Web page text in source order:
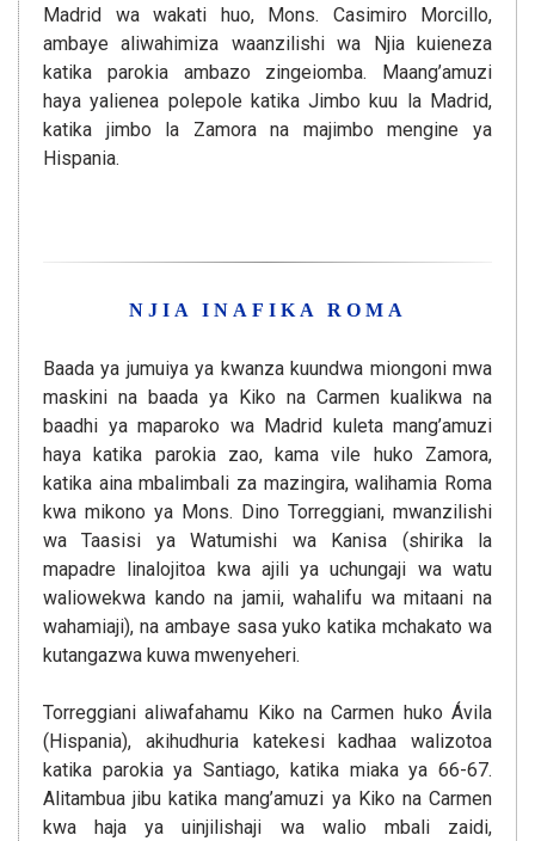
Madrid wa wakati huo, Mons. Casimiro Morcillo,
ambaye aliwahimiza waanzilishi wa Njia kuieneza
katika parokia ambazo zingeiomba. Maang’amuzi
haya yalienea polepole katika Jimbo kuu la Madrid,
katika jimbo la Zamora na majimbo mengine ya
Hispania.
NJIA INAFIKA ROMA
Baada ya jumuiya ya kwanza kuundwa miongoni mwa
maskini na baada ya Kiko na Carmen kualikwa na
baadhi ya maparoko wa Madrid kuleta mang’amuzi
haya katika parokia zao, kama vile huko Zamora,
katika aina mbalimbali za mazingira, walihamia Roma
kwa mikono ya Mons. Dino Torreggiani, mwanzilishi
wa Taasisi ya Watumishi wa Kanisa (shirika la
mapadre linalojitoa kwa ajili ya uchungaji wa watu
waliowekwa kando na jamii, wahalifu wa mitaani na
wahamiaji), na ambaye sasa yuko katika mchakato wa
kutangazwa kuwa mwenyeheri.
Torreggiani aliwafahamu Kiko na Carmen huko Ávila
(Hispania), akihudhuria katekesi kadhaa walizotoa
katika parokia ya Santiago, katika miaka ya 66-67.
Alitambua jibu katika mang’amuzi ya Kiko na Carmen
kwa haja ya uinjilishaji wa walio mbali zaidi,